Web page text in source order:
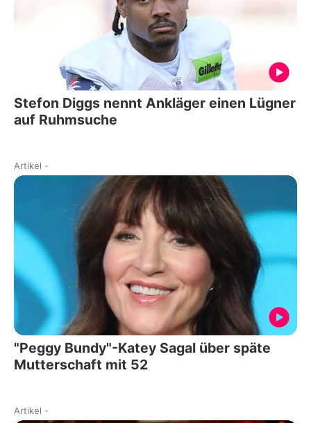
Stefon Diggs nennt Ankläger einen Lügner
auf Ruhmsuche
Artikel -
"Peggy Bundy"-Katey Sagal über späte
Mutterschaft mit 52
Artikel -